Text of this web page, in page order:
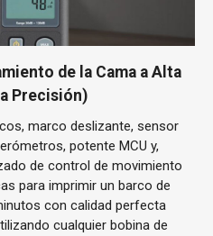
de la Cama a Alta
Precisión)
marco deslizante, sensor
potente MCU y,
de control de movimiento
para imprimir un barco de
con calidad perfecta
cualquier bobina de